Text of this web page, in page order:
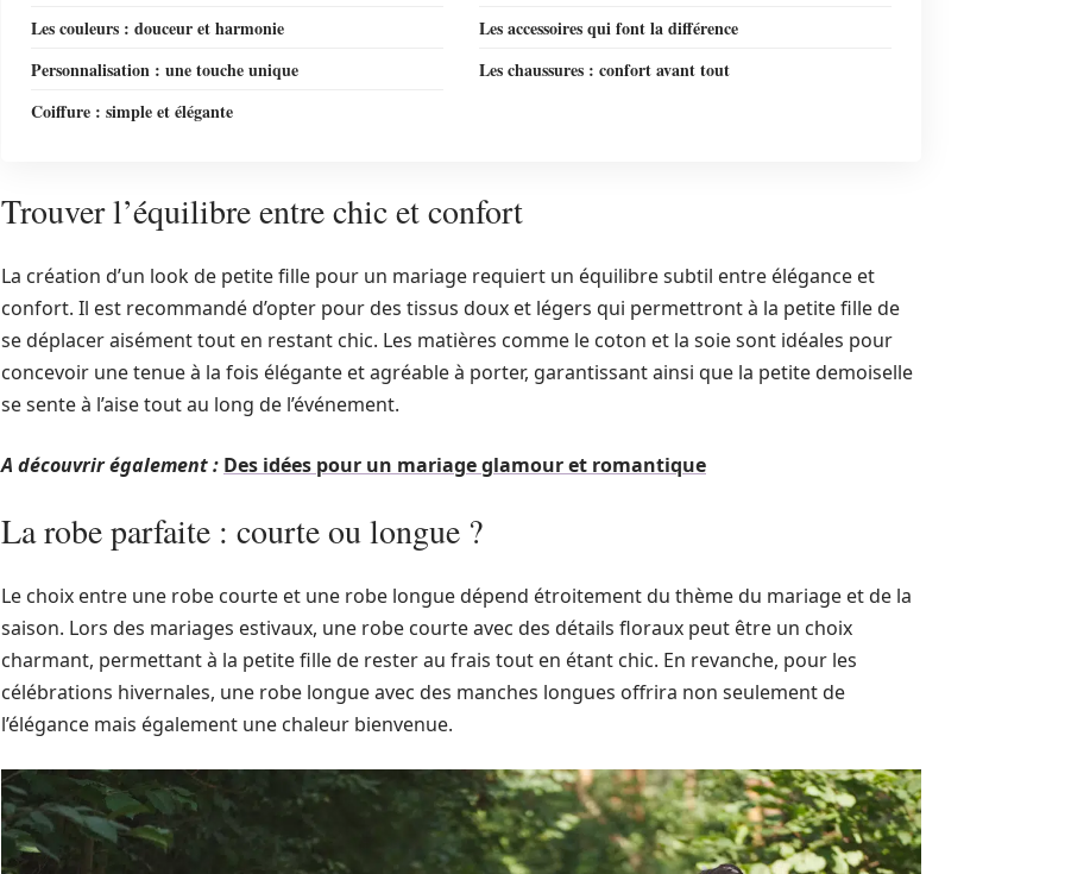
Les couleurs : douceur et harmonie
Les accessoires qui font la différence
Personnalisation : une touche unique
Les chaussures : confort avant tout
Coiffure : simple et élégante
Trouver l’équilibre entre chic et confort
La création d’un look de petite fille pour un mariage requiert un équilibre subtil entre élégance et
confort. Il est recommandé d’opter pour des tissus doux et légers qui permettront à la petite fille de
se déplacer aisément tout en restant chic. Les matières comme le coton et la soie sont idéales pour
concevoir une tenue à la fois élégante et agréable à porter, garantissant ainsi que la petite demoiselle
se sente à l’aise tout au long de l’événement.
A découvrir également : Des idées pour un mariage glamour et romantique
La robe parfaite : courte ou longue ?
Le choix entre une robe courte et une robe longue dépend étroitement du thème du mariage et de la
saison. Lors des mariages estivaux, une robe courte avec des détails floraux peut être un choix
charmant, permettant à la petite fille de rester au frais tout en étant chic. En revanche, pour les
célébrations hivernales, une robe longue avec des manches longues offrira non seulement de
l’élégance mais également une chaleur bienvenue.